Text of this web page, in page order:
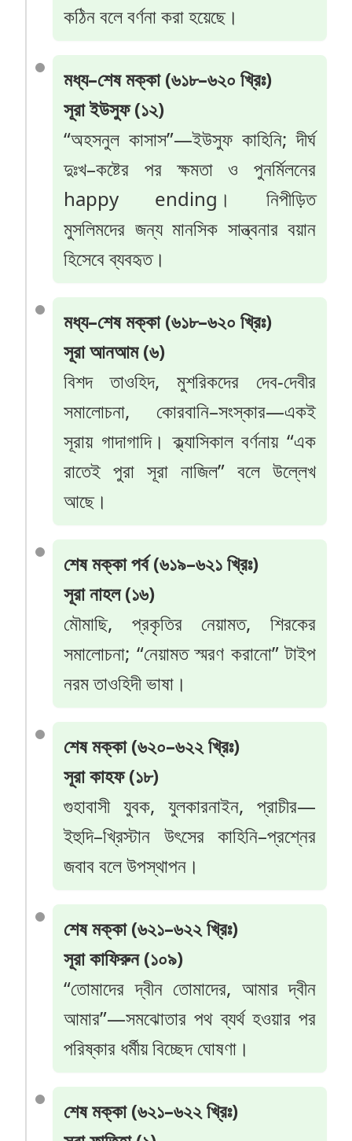
কঠিন বলে বর্ণনা করা হয়েছে।
মধ্য–শেষ মক্কা (৬১৮–৬২০ খ্রিঃ)
সূরা ইউসুফ (১২)
“অহসনুল কাসাস”—ইউসুফ কাহিনি; দীর্ঘ
দুঃখ–কষ্টের পর ক্ষমতা ও পুনর্মিলনের
happy ending। নিপীড়িত
মুসলিমদের জন্য মানসিক সান্ত্বনার বয়ান
হিসেবে ব্যবহৃত।
মধ্য–শেষ মক্কা (৬১৮–৬২০ খ্রিঃ)
সূরা আনআম (৬)
বিশদ তাওহিদ, মুশরিকদের দেব-দেবীর
সমালোচনা, কোরবানি–সংস্কার—একই
সূরায় গাদাগাদি। ক্ল্যাসিকাল বর্ণনায় “এক
রাতেই পুরা সূরা নাজিল” বলে উল্লেখ
আছে।
শেষ মক্কা পর্ব (৬১৯–৬২১ খ্রিঃ)
সূরা নাহল (১৬)
মৌমাছি, প্রকৃতির নেয়ামত, শিরকের
সমালোচনা; “নেয়ামত স্মরণ করানো” টাইপ
নরম তাওহিদী ভাষা।
শেষ মক্কা (৬২০–৬২২ খ্রিঃ)
সূরা কাহফ (১৮)
গুহাবাসী যুবক, যুলকারনাইন, প্রাচীর—
ইহুদি–খ্রিস্টান উৎসের কাহিনি–প্রশ্নের
জবাব বলে উপস্থাপন।
শেষ মক্কা (৬২১–৬২২ খ্রিঃ)
সূরা কাফিরুন (১০৯)
“তোমাদের দ্বীন তোমাদের, আমার দ্বীন
আমার”—সমঝোতার পথ ব্যর্থ হওয়ার পর
পরিষ্কার ধর্মীয় বিচ্ছেদ ঘোষণা।
শেষ মক্কা (৬২১–৬২২ খ্রিঃ)